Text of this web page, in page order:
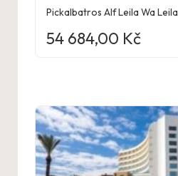
Pickalbatros Alf Leila Wa Leila
54 684,00 Kč